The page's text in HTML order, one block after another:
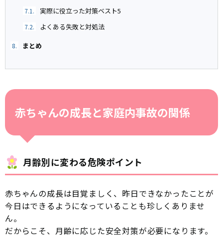
7.1. 実際に役立った対策ベスト5
7.2. よくある失敗と対処法
8. まとめ
赤ちゃんの成長と家庭内事故の関係
月齢別に変わる危険ポイント
赤ちゃんの成長は目覚ましく、昨日できなかったことが
今日はできるようになっていることも珍しくありませ
ん。
だからこそ、月齢に応じた安全対策が必要になります。